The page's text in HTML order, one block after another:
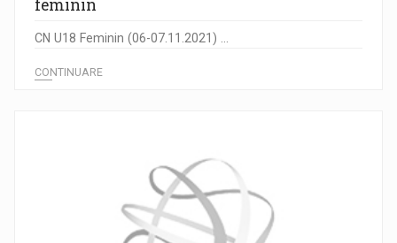
feminin
CN U18 Feminin (06-07.11.2021) ...
CONTINUARE